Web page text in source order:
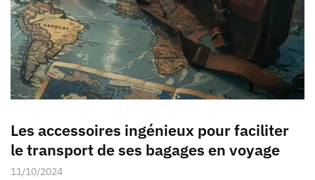
Les accessoires ingénieux pour faciliter
le transport de ses bagages en voyage
11/10/2024